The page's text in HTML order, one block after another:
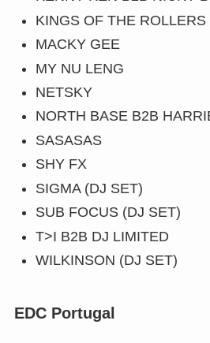
KINGS OF THE ROLLERS
MACKY GEE
MY NU LENG
NETSKY
NORTH BASE B2B
SASASAS
SHY FX
SIGMA (DJ SET)
SUB FOCUS (DJ SET)
T>I B2B DJ LIMITED
WILKINSON (DJ SET)
EDC Portugal